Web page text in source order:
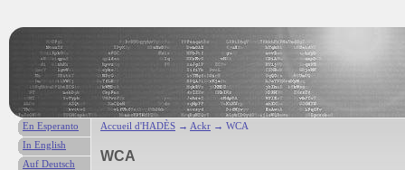
Accueil d'HADÈS → Ackr → WCA
WCA
En Esperanto
In English
Auf Deutsch